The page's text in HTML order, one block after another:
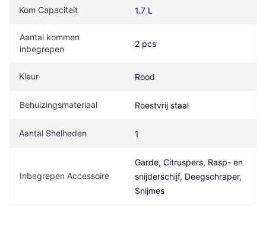
Kom Capaciteit 1.7 L
Aantal kommen
inbegrepen
2 pcs
Kleur Rood
Behuizingsmateriaal Roestvrij staal
Aantal Snelheden 1
Inbegrepen Accessoire
Garde, Citruspers, Rasp- en
snijderschijf, Deegschraper,
Snijmes